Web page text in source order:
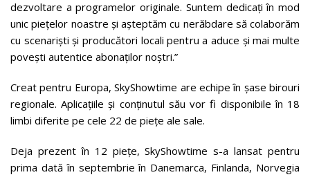
dezvoltare a programelor originale. Suntem dedicați în mod
unic piețelor noastre și așteptăm cu nerăbdare să colaborăm
cu scenariști și producători locali pentru a aduce și mai multe
povești autentice abonaților noștri.”
Creat pentru Europa, SkyShowtime are echipe în șase birouri
regionale. Aplicațiile și conținutul său vor fi disponibile în 18
limbi diferite pe cele 22 de piețe ale sale.
Deja prezent în 12 piețe, SkyShowtime s-a lansat pentru
prima dată în septembrie în Danemarca, Finlanda, Norvegia